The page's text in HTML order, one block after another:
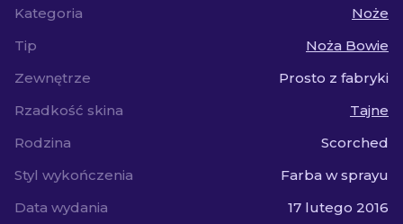
Kategoria
Noże
Tip
Noża Bowie
Zewnętrze
Prosto z fabryki
Rzadkość skina
Tajne
Rodzina
Scorched
Styl wykończenia
Farba w sprayu
Data wydania
17 lutego 2016